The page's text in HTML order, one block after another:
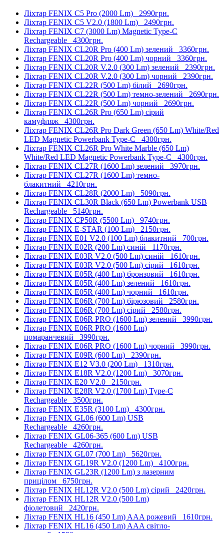
Ліхтар FENIX C5 Pro (2000 Lm) 2990грн.
Ліхтар FENIX C5 V2.0 (1800 Lm) 2490грн.
Ліхтар FENIX C7 (3000 Lm) Magnetic Type-C
Rechargeable 4300грн.
Ліхтар FENIX CL20R Pro (400 Lm) зелений 3360грн.
Ліхтар FENIX CL20R Pro (400 Lm) чорний 3360грн.
Ліхтар FENIX CL20R V.2.0 (300 Lm) зелений 2390грн.
Ліхтар FENIX CL20R V.2.0 (300 Lm) чорний 2390грн.
Ліхтар FENIX CL22R (500 Lm) білий 2690грн.
Ліхтар FENIX CL22R (500 Lm) темно-зелений 2690грн.
Ліхтар FENIX CL22R (500 Lm) чорний 2690грн.
Ліхтар FENIX CL26R Pro (650 Lm) сірий
камуфляж 4300грн.
Ліхтар FENIX CL26R Pro Dark Green (650 Lm) White/Red
LED Magnetic Powerbank Type-C 4300грн.
Ліхтар FENIX CL26R Pro White Marble (650 Lm)
White/Red LED Magnetic Powerbank Type-C 4300грн.
Ліхтар FENIX CL27R (1600 Lm) зелений 3970грн.
Ліхтар FENIX CL27R (1600 Lm) темно-
блакитний 4210грн.
Ліхтар FENIX CL28R (2000 Lm) 5090грн.
Ліхтар FENIX CL30R Black (650 Lm) Powerbank USB
Rechargeable 5140грн.
Ліхтар FENIX CP50R (5500 Lm) 9740грн.
Ліхтар FENIX E-STAR (100 Lm) 2150грн.
Ліхтар FENIX E01 V2.0 (100 Lm) блакитний 700грн.
Ліхтар FENIX E02R (200 Lm) синій 1170грн.
Ліхтар FENIX E03R V2.0 (500 Lm) синій 1610грн.
Ліхтар FENIX E03R V2.0 (500 Lm) сірий 1610грн.
Ліхтар FENIX E05R (400 Lm) бронзовий 1610грн.
Ліхтар FENIX E05R (400 Lm) зелений 1610грн.
Ліхтар FENIX E05R (400 Lm) чорний 1610грн.
Ліхтар FENIX E06R (700 Lm) бірюзовий 2580грн.
Ліхтар FENIX E06R (700 Lm) сірий 2580грн.
Ліхтар FENIX E06R PRO (1600 Lm) зелений 3990грн.
Ліхтар FENIX E06R PRO (1600 Lm)
помаранчевий 3990грн.
Ліхтар FENIX E06R PRO (1600 Lm) чорний 3990грн.
Ліхтар FENIX E09R (600 Lm) 2390грн.
Ліхтар FENIX E12 V3.0 (200 Lm) 1310грн.
Ліхтар FENIX E18R V2.0 (1200 Lm) 3070грн.
Ліхтар FENIX E20 V2.0 2150грн.
Ліхтар FENIX E28R V2.0 (1700 Lm) Type-C
Rechargeable 3500грн.
Ліхтар FENIX E35R (3100 Lm) 4300грн.
Ліхтар FENIX GL06 (600 Lm) USB
Rechargeable 4260грн.
Ліхтар FENIX GL06-365 (600 Lm) USB
Rechargeable 4260грн.
Ліхтар FENIX GL07 (700 Lm) 5620грн.
Ліхтар FENIX GL19R V2.0 (1200 Lm) 4100грн.
Ліхтар FENIX GL23R (1200 Lm) з лазерним
прицілом 6750грн.
Ліхтар FENIX HL12R V2.0 (500 Lm) сірий 2420грн.
Ліхтар FENIX HL12R V2.0 (500 Lm)
фіолетовий 2420грн.
Ліхтар FENIX HL16 (450 Lm) AAA рожевий 1610грн.
Ліхтар FENIX HL16 (450 Lm) AAA світло-